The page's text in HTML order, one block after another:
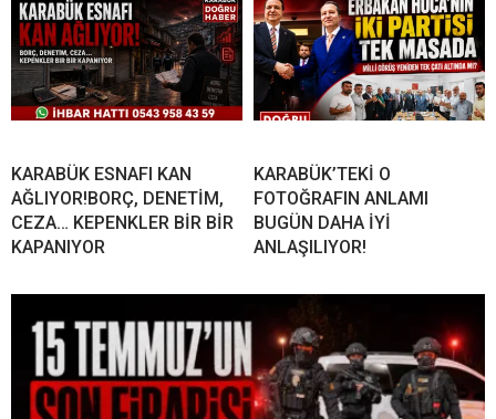
KARABÜK ESNAFI KAN
AĞLIYOR!BORÇ, DENETİM,
CEZA… KEPENKLER BİR BİR
KAPANIYOR
KARABÜK’TEKİ O
FOTOĞRAFIN ANLAMI
BUGÜN DAHA İYİ
ANLAŞILIYOR!